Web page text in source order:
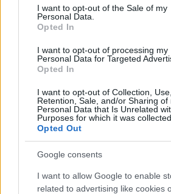
consent section.
I want to opt-out of the Sale of my
Personal Data.
Opted In
I want to opt-out of processing my
Personal Data for Targeted
Opted In
I want to opt-out of Collection, Use,
Retention, Sale, and/or Sharing of
Personal Data that Is Unrelated
Purposes for which it was collected.
Opted Out
Google consents
I want to allow Google to enable
related to advertising like cookies